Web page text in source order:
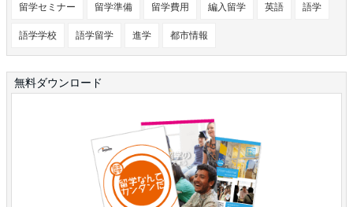
留学セミナー 留学準備 留学費用 編入留学 英語 語学
語学学校 語学留学 進学 都市情報
無料ダウンロード